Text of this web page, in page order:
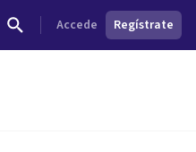
Accede Regístrate